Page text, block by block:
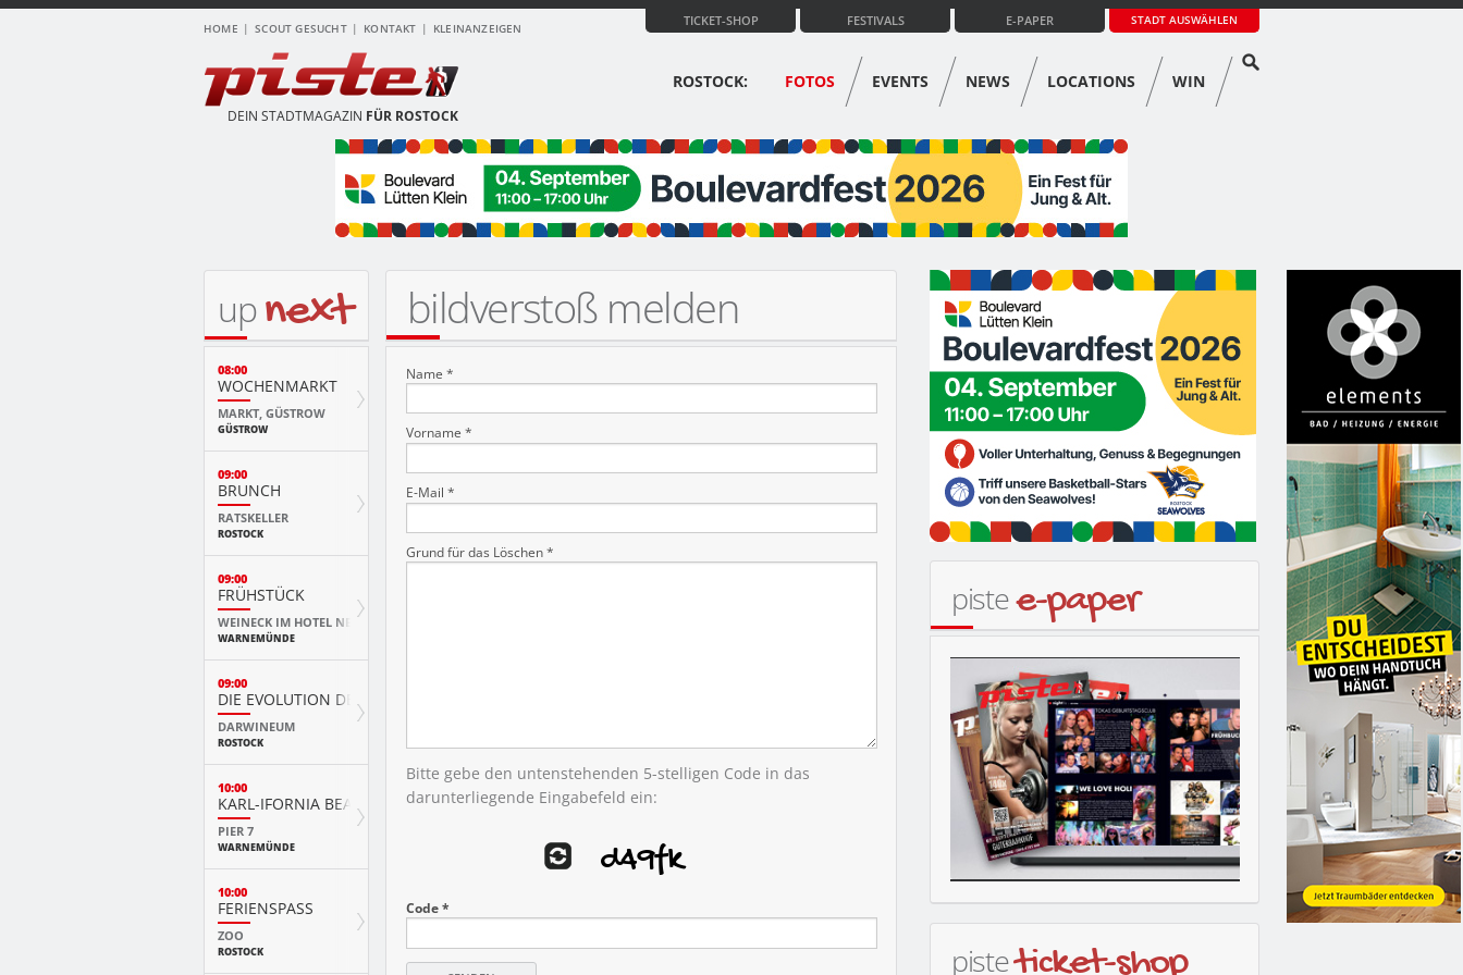
HOME SCOUT GESUCHT KONTAKT KLEINANZEIGEN
STADT AUSWÄHLEN
E-PAPER
FESTIVALS
TICKET-SHOP
DEIN STADTMAGAZIN FÜR ROSTOCK
ROSTOCK: FOTOS EVENTS NEWS LOCATIONS WIN
bildverstoß melden
Name *
Vorname *
E-Mail *
Grund für das Löschen *
Bitte gebe den untenstehenden 5-stelligen Code in das
darunterliegende Eingabefeld ein:
Code *
upnext
08:00
WOCHENMARKT
MARKT, GÜSTROW
GÜSTROW
09:00
BRUNCH
RATSKELLER
ROSTOCK
09:00
FRÜHSTÜCK
WEINECK IM HOTEL NEPTUN
WARNEMÜNDE
09:00
DIE EVOLUTION DER TIERE MIT PLAYMOBIL
DARWINEUM
ROSTOCK
10:00
KARL-IFORNIA BEACH SANDWELTEN
PIER 7
WARNEMÜNDE
10:00
FERIENSPASS
ZOO
ROSTOCK
pistee-paper
pisteticket-shop